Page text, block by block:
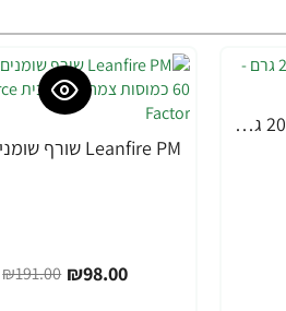
EGG PORE פרימייר משי 20 גרם - מבית Tony Moly
-49%
₪98.00
₪191.00